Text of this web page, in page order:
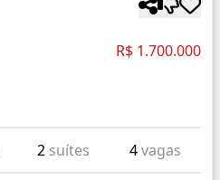
R$ 1.700.000
2 suítes 4vagas